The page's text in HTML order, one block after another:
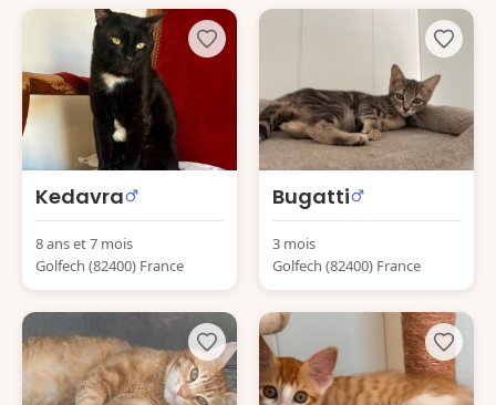
Kedavra
8 ans et 7 mois
Golfech (82400) France
Bugatti
3 mois
Golfech (82400) France